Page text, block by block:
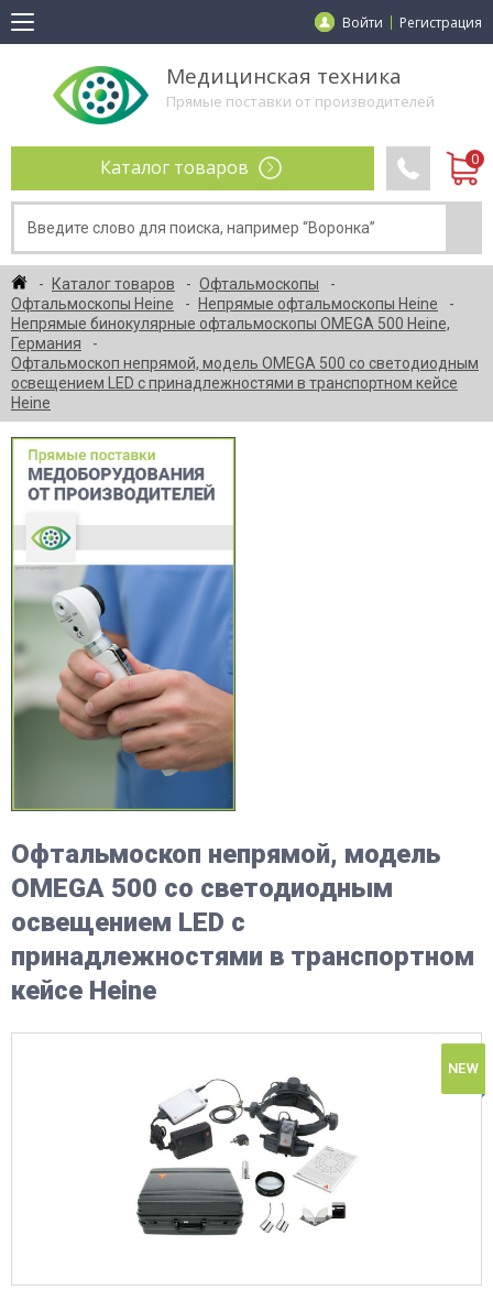
Войти Регистрация
Медицинская техника
Прямые поставки от производителей
Каталог товаров
Каталог товаров
Офтальмоскопы
Офтальмоскопы Heine
Непрямые офтальмоскопы Heine
Непрямые бинокулярные офтальмоскопы OMEGA 500 Heine,
Германия
Офтальмоскоп непрямой, модель OMEGA 500 со светодиодным
освещением LED с принадлежностями в транспортном кейсе
Heine
Офтальмоскоп непрямой, модель
OMEGA 500 со светодиодным
освещением LED с
принадлежностями в транспортном
кейсе Heine
NEW